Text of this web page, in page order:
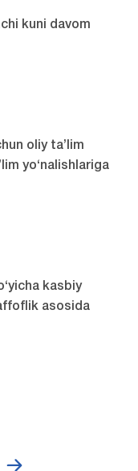
kuni davom
oliy ta’lim
yo‘nalishlariga
kasbiy
asosida